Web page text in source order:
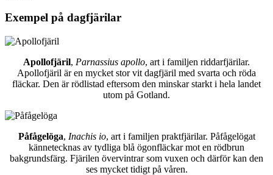
Exempel på dagfjärilar
Apollofjäril, Parnassius apollo, art i familjen riddarfjärilar.
Apollofjäril är en mycket stor vit dagfjäril med svarta och röda
fläckar. Den är rödlistad eftersom den minskar starkt i hela landet
utom på Gotland.
Påfågelöga, Inachis io, art i familjen praktfjärilar. Påfågelögat
kännetecknas av tydliga blå ögonfläckar mot en rödbrun
bakgrundsfärg. Fjärilen övervintrar som vuxen och därför kan den
ses mycket tidigt på våren.